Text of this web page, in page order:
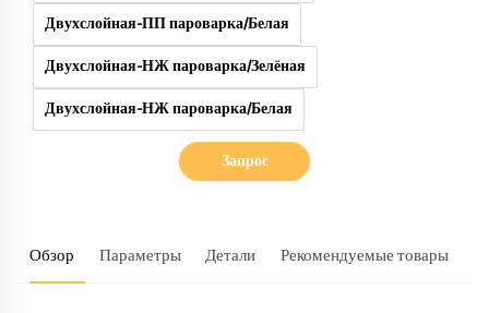
Двухслойная-ПП пароварка/Белая
Двухслойная-НЖ пароварка/Зелёная
Двухслойная-НЖ пароварка/Белая
Запрос
Обзор Параметры Детали Рекомендуемые товары